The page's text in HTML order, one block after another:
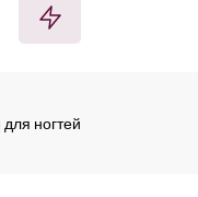
для ногтей